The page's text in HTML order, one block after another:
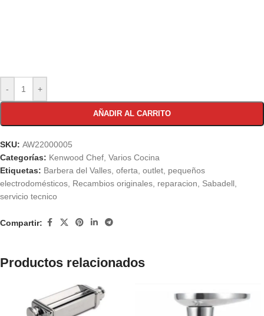
- +
AÑADIR AL CARRITO
SKU: AW22000005
Categorías: Kenwood Chef Varios Cocina
Etiquetas: Barbera del Valles oferta outlet pequeños
electrodomésticos Recambios originales reparacion Sabadell
servicio tecnico
Compartir:
Productos relacionados